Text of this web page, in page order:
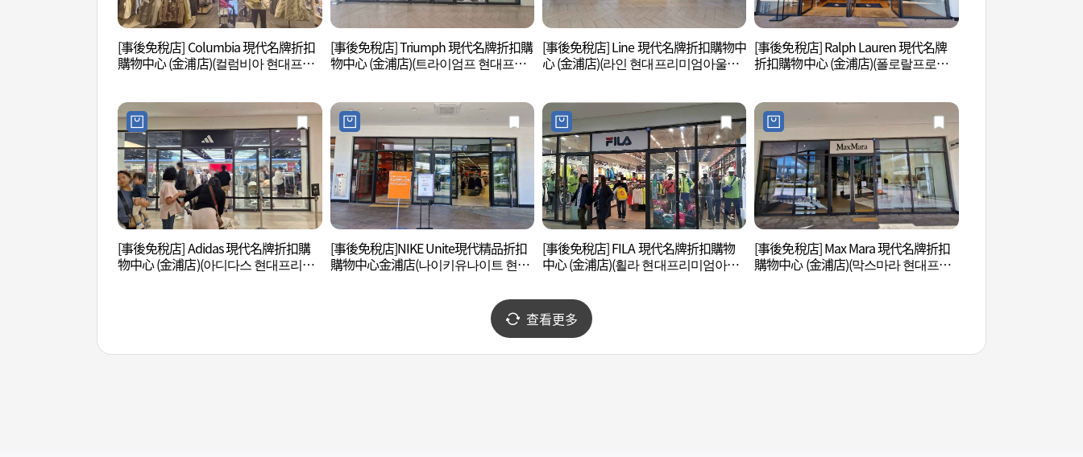
[事後免稅店] Columbia 現代名牌折扣
購物中心 (金浦店)(컬럼비아 현대프리
[事後免稅店] Triumph 現代名牌折扣購
物中心 (金浦店)(트라이엄프 현대프리
[事後免稅店] Line 現代名牌折扣購物中
心 (金浦店)(라인 현대프리미엄아울렛
[事後免稅店] Ralph Lauren 現代名牌
折扣購物中心 (金浦店)(폴로랄프로렌
[事後免稅店] Adidas 現代名牌折扣購
物中心 (金浦店)(아디다스 현대프리미
[事後免稅店]NIKE Unite現代精品折扣
購物中心金浦店(나이키유나이트 현대
[事後免稅店] FILA 現代名牌折扣購物
中心 (金浦店)(휠라 현대프리미엄아울
[事後免稅店] Max Mara 現代名牌折扣
購物中心 (金浦店)(막스마라 현대프리
查看更多